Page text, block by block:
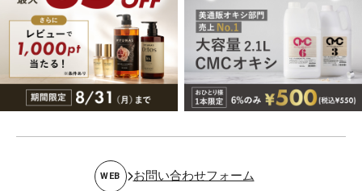
WEB お問い合わせフォーム